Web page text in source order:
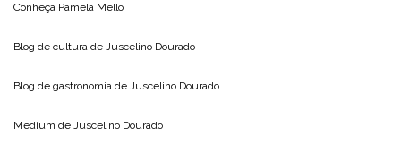
Conheça Pamela Mello
Blog de cultura de Juscelino Dourado
Blog de gastronomia de Juscelino Dourado
Medium de Juscelino Dourado